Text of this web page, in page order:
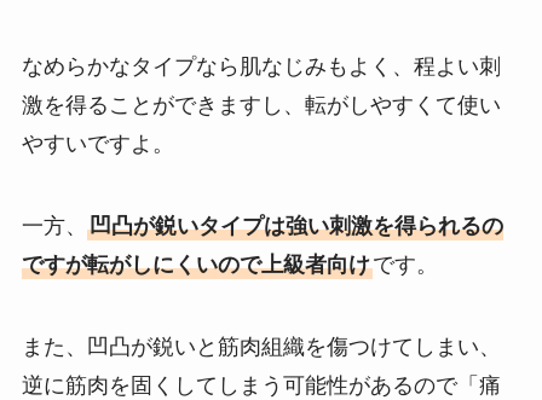
なめらかなタイプなら肌なじみもよく、程よい刺
激を得ることができますし、転がしやすくて使い
やすいですよ。
一方、 凹凸が鋭いタイプは強い刺激を得られるの
ですが転がしにくいので上級者向けです。
また、凹凸が鋭いと筋肉組織を傷つけてしまい、
逆に筋肉を固くしてしまう可能性があるので「痛